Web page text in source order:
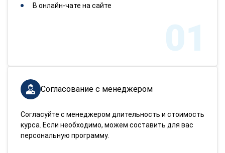
В онлайн-чате на сайте
01
Согласование с менеджером
Согласуйте с менеджером длительность и стоимость
курса. Если необходимо, можем составить для вас
персональную программу.